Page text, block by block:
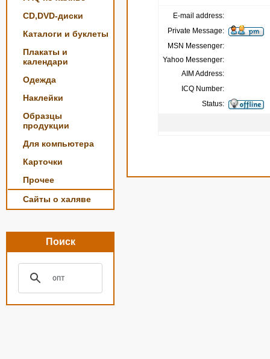
CD,DVD-диски
Каталоги и буклеты
Плакаты и
календари
Одежда
Наклейки
Образцы
продукции
Для компьютера
Карточки
Прочее
Сайты о халяве
Поиск
E-mail address:
Private Message:
MSN Messenger:
Yahoo Messenger:
AIM Address:
ICQ Number:
Status: